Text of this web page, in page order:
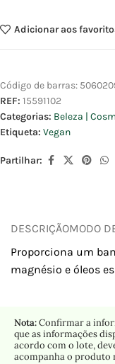
Adicionar aos
Código de barras:
REF: 15591102
Categorias: Beleza |
Etiqueta: Vegan
Partilhar:
DESCRIÇÃOMODO
Proporciona um
magnésio e óleos
Nota:Confirmar a
que as informações
acordo com o lote,
acompanha o produto